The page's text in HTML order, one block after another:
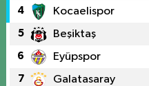
4 Kocaelispor
5 Beşiktaş
6 Eyüpspor
7 Galatasaray